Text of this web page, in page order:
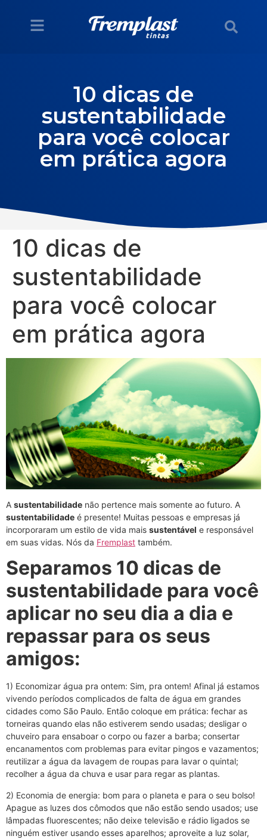
10 dicas de
sustentabilidade
para você colocar
em prática agora
10 dicas de
sustentabilidade
para você colocar
em prática agora
A sustentabilidade não pertence mais somente ao futuro. A
sustentabilidade é presente! Muitas pessoas e empresas já
incorporaram um estilo de vida mais sustentável e responsável
em suas vidas. Nós da Fremplast também.
Separamos 10 dicas de
sustentabilidade para você
aplicar no seu dia a dia e
repassar para os seus
amigos:
1) Economizar água pra ontem: Sim, pra ontem! Afinal já estamos
vivendo períodos complicados de falta de água em grandes
cidades como São Paulo. Então coloque em prática: fechar as
torneiras quando elas não estiverem sendo usadas; desligar o
chuveiro para ensaboar o corpo ou fazer a barba; consertar
encanamentos com problemas para evitar pingos e vazamentos;
reutilizar a água da lavagem de roupas para lavar o quintal;
recolher a água da chuva e usar para regar as plantas.
2) Economia de energia: bom para o planeta e para o seu bolso!
Apague as luzes dos cômodos que não estão sendo usados; use
lâmpadas fluorescentes; não deixe televisão e rádio ligados se
ninguém estiver usando esses aparelhos; aproveite a luz solar,